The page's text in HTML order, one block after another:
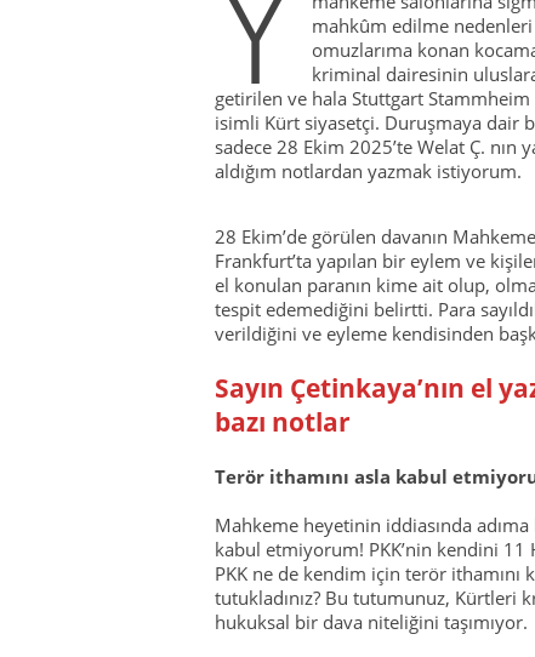
mahkûm edilme nedenleri
omuzlarıma konan
kriminal dairesinin
getirilen ve hala Stuttgart
isimli Kürt siyasetçi. Duruşmaya dair
sadece 28 Ekim 2025’te Welat Ç. nın
aldığım notlardan yazmak istiyorum.
28 Ekim’de görülen davanın
Frankfurt’ta yapılan bir eylem ve
el konulan paranın kime ait olup,
tespit edemediğini belirtti. Para
verildiğini ve eyleme kendisinden
Sayın Çetinkaya’nın el
bazı notlar
Terör ithamını asla kabul
Mahkeme heyetinin iddiasında
kabul etmiyorum! PKK’nin kendini 11
PKK ne de kendim için terör
tutukladınız? Bu tutumunuz, Kürtleri
hukuksal bir dava niteliğini taşımıyor.